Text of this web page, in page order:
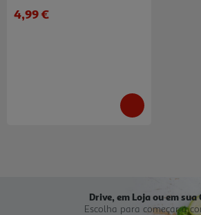
4,99 €
Drive, em Loja ou em sua
Escolha para começar a